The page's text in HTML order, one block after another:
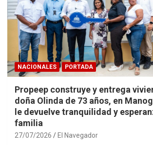
NACIONALES PORTADA
Propeep construye y entrega
doña Olinda de 73 años, en
le devuelve tranquilidad y
familia
27/07/2026 El Navegador